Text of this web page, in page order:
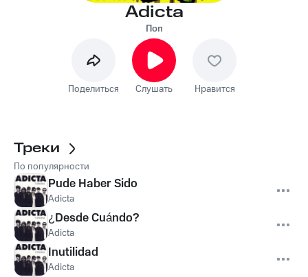
Adicta
Поп
Поделиться Слушать Нравится
Треки
По популярности
Pude Haber Sido
Adicta
¿Desde Cuándo?
Adicta
Inutilidad
Adicta